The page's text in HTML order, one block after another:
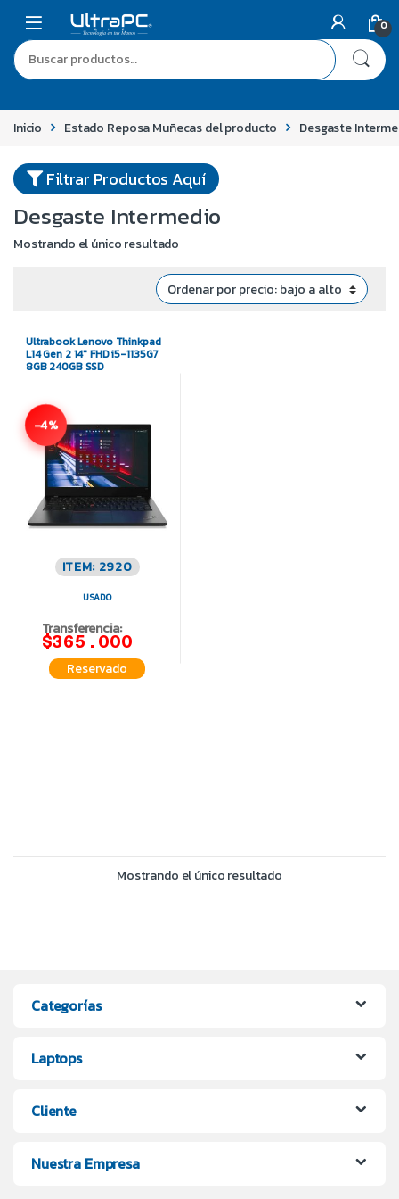
0
Inicio Estado Reposa Muñecas del producto Desgaste
Filtrar Productos Aquí
Desgaste Intermedio
Mostrando el único resultado
Ultrabook Lenovo Thinkpad
L14 Gen 2 14″ FHD i5-1135G7
8GB 240GB SSD
-4%
ITEM: 2920
USADO
Transferencia:
$365.000
Mostrando el único resultado
Categorías
Laptops
Cliente
Nuestra Empresa